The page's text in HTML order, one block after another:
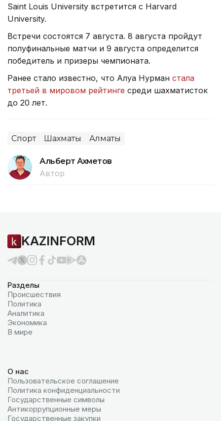
Saint Louis University встретится с Harvard
University.
Встречи состоятся 7 августа. 8 августа пройдут
полуфинальные матчи и 9 августа определится
победитель и призеры чемпионата.
Ранее стало известно, что Алуа Нурман стала
третьей в мировом рейтинге среди шахматисток
до 20 лет.
Спорт Шахматы Алматы
Альберт Ахметов
Автор
KAZINFORM
Разделы
Происшествия
Политика
Аналитика
Экономика
В мире
О нас
Пользовательское соглашение
Политика конфиденциальности
Государственные символы
Антикоррупционные меры
Государственные закупки